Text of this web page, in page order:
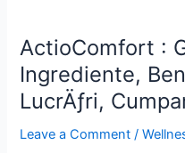
ActioComfort :
Ingrediente,
LucrÄƒri,
Leave a Comment /